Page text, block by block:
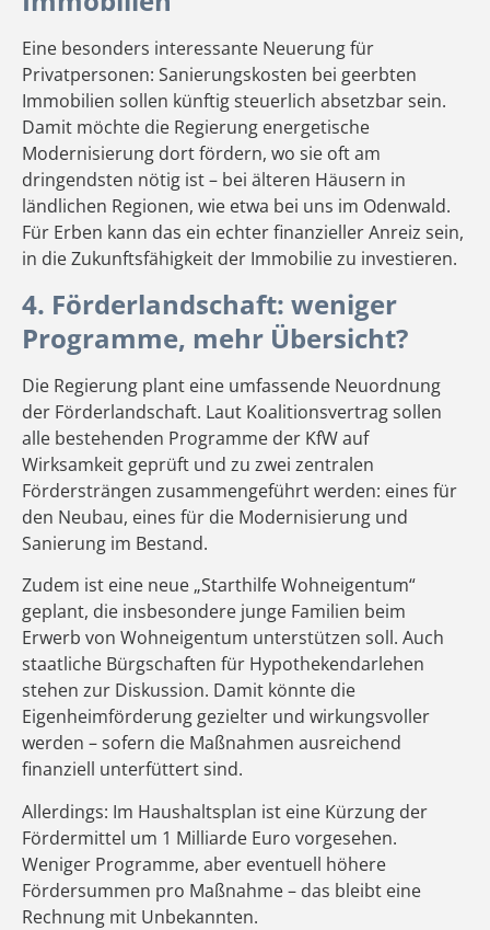
Eine besonders interessante Neuerung für
Privatpersonen: Sanierungskosten bei geerbten
Immobilien sollen künftig steuerlich absetzbar sein.
Damit möchte die Regierung energetische
Modernisierung dort fördern, wo sie oft am
dringendsten nötig ist – bei älteren Häusern in
ländlichen Regionen, wie etwa bei uns im Odenwald.
Für Erben kann das ein echter finanzieller Anreiz sein,
in die Zukunftsfähigkeit der Immobilie zu investieren.
4. Förderlandschaft: weniger
Programme, mehr Übersicht?
Die Regierung plant eine umfassende Neuordnung
der Förderlandschaft. Laut Koalitionsvertrag sollen
alle bestehenden Programme der KfW auf
Wirksamkeit geprüft und zu zwei zentralen
Fördersträngen zusammengeführt werden: eines für
den Neubau, eines für die Modernisierung und
Sanierung im Bestand.
Zudem ist eine neue „Starthilfe Wohneigentum“
geplant, die insbesondere junge Familien beim
Erwerb von Wohneigentum unterstützen soll. Auch
staatliche Bürgschaften für Hypothekendarlehen
stehen zur Diskussion. Damit könnte die
Eigenheimförderung gezielter und wirkungsvoller
werden – sofern die Maßnahmen ausreichend
finanziell unterfüttert sind.
Allerdings: Im Haushaltsplan ist eine Kürzung der
Fördermittel um 1 Milliarde Euro vorgesehen.
Weniger Programme, aber eventuell höhere
Fördersummen pro Maßnahme – das bleibt eine
Rechnung mit Unbekannten.